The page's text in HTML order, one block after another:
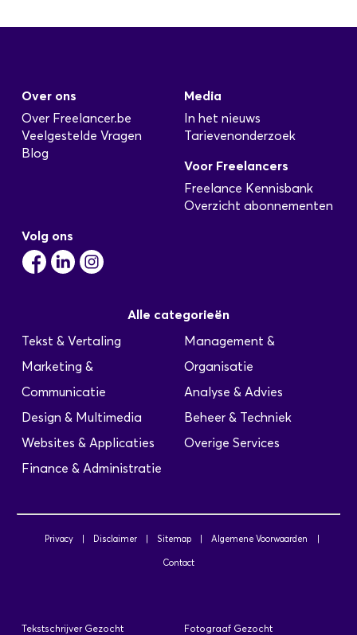
Over ons
Over Freelancer.be
Veelgestelde Vragen
Blog
Media
In het nieuws
Tarievenonderzoek
Voor Freelancers
Freelance Kennisbank
Overzicht abonnementen
Volg ons
Alle categorieën
Tekst & Vertaling
Marketing &
Communicatie
Design & Multimedia
Websites & Applicaties
Finance & Administratie
Management &
Organisatie
Analyse & Advies
Beheer & Techniek
Overige Services
Privacy Disclaimer Sitemap Algemene Voorwaarden
Contact
Tekstschrijver Gezocht
Fotograaf Gezocht